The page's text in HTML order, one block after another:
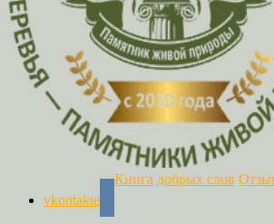
vkontakte
Книга добрых слов